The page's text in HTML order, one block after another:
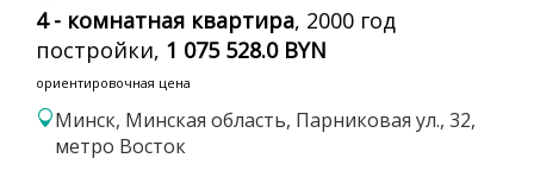
4 - комнатная квартира, 2000 год
постройки, 1 075 528.0 BYN
ориентировочная цена
Минск, Минская область, Парниковая ул., 32,
метро Восток